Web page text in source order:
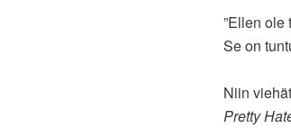
”Ellen
Se on
Niin
Pretty